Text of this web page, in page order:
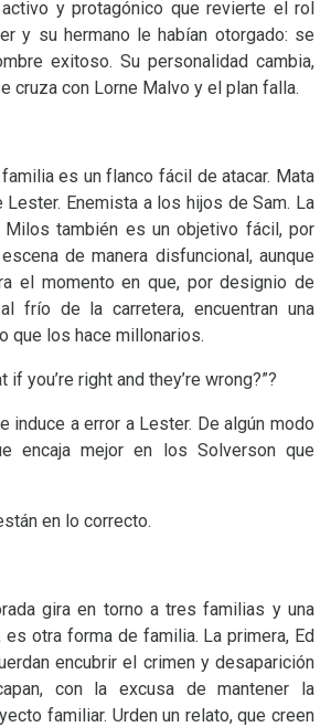
y protagónico que revierte el rol
y su hermano le habían otorgado: se
exitoso. Su personalidad cambia,
cruza con Lorne Malvo y el plan falla.
es un flanco fácil de atacar. Mata
Lester. Enemista a los hijos de Sam. La
también es un objetivo fácil, por
de manera disfuncional, aunque
el momento en que, por designio de
frío de la carretera, encuentran una
que los hace millonarios.
if you’re right and they’re wrong?”?
induce a error a Lester. De algún modo
encaja mejor en los Solverson que
en lo correcto.
gira en torno a tres familias y una
es otra forma de familia. La primera, Ed
encubrir el crimen y desaparición
con la excusa de mantener la
familiar. Urden un relato, que creen